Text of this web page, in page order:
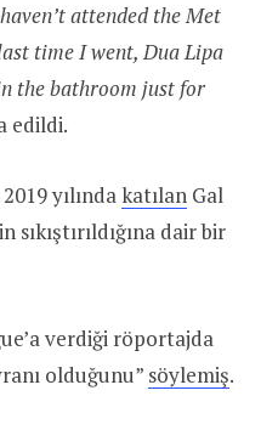
attended the Met
time I went, Dua Lipa
the bathroom just for
edildi.
yılındakatılan Gal
dair bir
verdiği röportajda
olduğunu” söylemiş.